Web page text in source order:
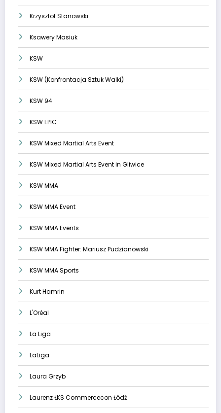
Krzysztof Stanowski
Ksawery Masiuk
KSW
KSW (Konfrontacja Sztuk Walki)
KSW 94
KSW EPIC
KSW Mixed Martial Arts Event
KSW Mixed Martial Arts Event in Gliwice
KSW MMA
KSW MMA Event
KSW MMA Events
KSW MMA Fighter: Mariusz Pudzianowski
KSW MMA Sports
Kurt Hamrin
L'Oréal
La Liga
LaLiga
Laura Grzyb
Laurenz ŁKS Commercecon Łódź